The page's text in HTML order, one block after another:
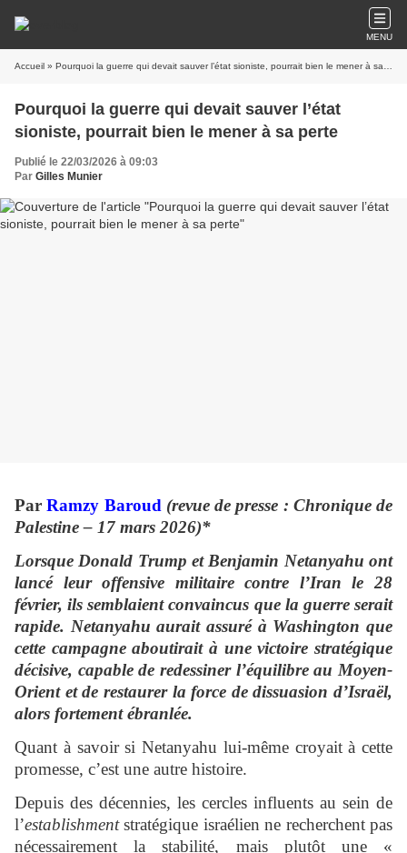
MENU
Accueil » Pourquoi la guerre qui devait sauver l’état sioniste, pourrait bien le mener à sa perte
Pourquoi la guerre qui devait sauver l’état
sioniste, pourrait bien le mener à sa perte
Publié le 22/03/2026 à 09:03
Par Gilles Munier
ParRamzy Baroud (revue de presse : Chronique de
Palestine – 17 mars 2026)*
Lorsque Donald Trump et Benjamin Netanyahu ont
lancé leur offensive militaire contre l’Iran le 28
février, ils semblaient convaincus que la guerre serait
rapide. Netanyahu aurait assuré à Washington que
cette campagne aboutirait à une victoire stratégique
décisive, capable de redessiner l’équilibre au Moyen-
Orient et de restaurer la force de dissuasion d’Israël,
alors fortement ébranlée.
Quant à savoir si Netanyahu lui-même croyait à cette
promesse, c’est une autre histoire.
Depuis des décennies, les cercles influents au sein de
l’establishmentstratégique israélien ne recherchent pas
nécessairement la stabilité, mais plutôt une «